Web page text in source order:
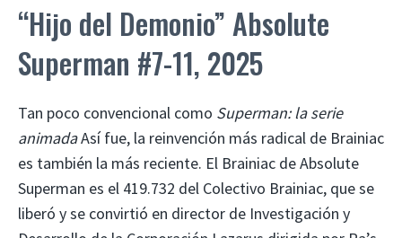
“Hijo del Demonio” Absolute
Superman #7-11, 2025
Tan poco convencional como Superman: la serie
animadaAsí fue, la reinvención más radical de Brainiac
es también la más reciente. El Brainiac de Absolute
Superman es el 419.732 del Colectivo Brainiac, que se
liberó y se convirtió en director de Investigación y